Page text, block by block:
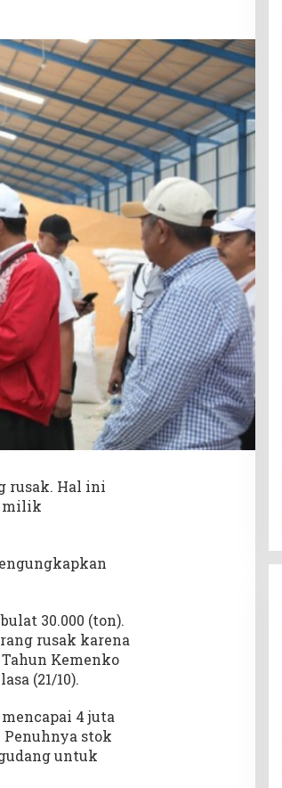
rusak. Hal ini
milik
30.000 (ton).
rusak karena
Kemenko
(21/10).
4 juta
stok
untuk